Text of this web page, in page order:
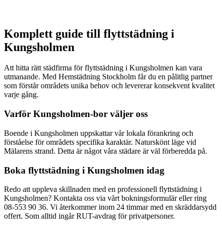
Komplett guide till flyttstädning i
Kungsholmen
Att hitta rätt städfirma förflyttstädning i Kungsholmen kan vara
utmanande. Med Hemstädning Stockholm får du en pålitlig partner
som förstår områdets unika behov och levererar konsekvent kvalitet
varje gång.
Varför Kungsholmen-bor väljer oss
Boende i Kungsholmen uppskattar vår lokala förankring och
förståelse för områdets specifika karaktär. Naturskönt läge vid
Mälarens strand. Detta är något våra städare är väl förberedda på.
Boka flyttstädning i Kungsholmen idag
Redo att uppleva skillnaden med en professionell flyttstädning i
Kungsholmen? Kontakta oss via vårt bokningsformulär eller ring
08-553 90 36. Vi återkommer inom 24 timmar med en skräddarsydd
offert. Som alltid ingår RUT-avdrag för privatpersoner.